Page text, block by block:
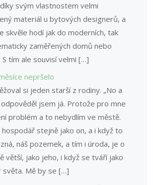
svým vlastnostem velmi
materiál u bytových designerů, a
skvěle hodí jak do moderních, tak
zaměřených domů nebo
tím ale souvisí velmi […]
nepršelo
si jeden starší z rodiny. „No a
odpověděl jsem já. Protože pro mne
problém a to nebydlím ve městě.
hospodář stejně jako on, a i když to
náš pozemek, a tím i úroda, je o
větší, jako jeho, i když se tváří jako
světa. Mě by se […]